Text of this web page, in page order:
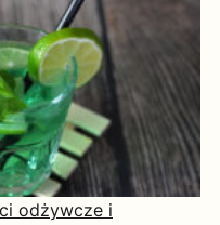
odżywcze i